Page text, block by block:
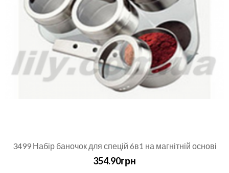
3499 Набір баночок для спецій 6в1 на магнітній основі
354.90грн